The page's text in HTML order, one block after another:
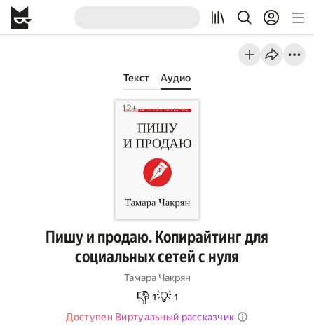
Текст Аудио
Пишу и продаю. Копирайтинг для
социальных сетей с нуля
Тамара Чакрян
👎 1💡 1
Доступен Виртуальный рассказчик